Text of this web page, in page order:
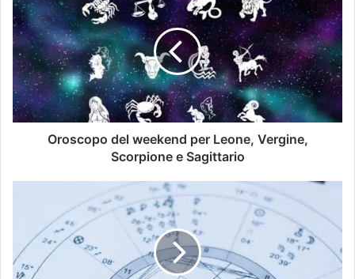
Oroscopo del weekend per Leone, Vergine,
Scorpione e Sagittario